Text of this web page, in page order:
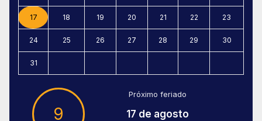
17 18 19 20 21 22 23
24 25 26 27 28 29 30
31
9
Próximo feriado
17 de agosto